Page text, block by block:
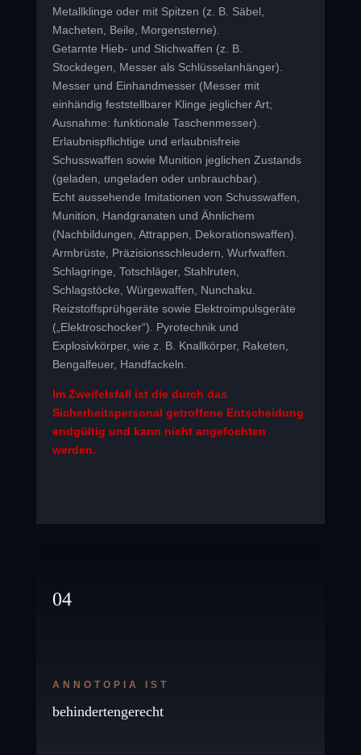
Metallklinge oder mit Spitzen (z. B. Säbel,
Macheten, Beile, Morgensterne).
Getarnte Hieb- und Stichwaffen (z. B.
Stockdegen, Messer als Schlüsselanhänger).
Messer und Einhandmesser (Messer mit
einhändig feststellbarer Klinge jeglicher Art;
Ausnahme: funktionale Taschenmesser).
Erlaubnispflichtige und erlaubnisfreie
Schusswaffen sowie Munition jeglichen Zustands
(geladen, ungeladen oder unbrauchbar).
Echt aussehende Imitationen von Schusswaffen,
Munition, Handgranaten und Ähnlichem
(Nachbildungen, Attrappen, Dekorationswaffen).
Armbrüste, Präzisionsschleudern, Wurfwaffen.
Schlagringe, Totschläger, Stahlruten,
Schlagstöcke, Würgewaffen, Nunchaku.
Reizstoffsprühgeräte sowie Elektroimpulsgeräte
(„Elektroschocker“). Pyrotechnik und
Explosivkörper, wie z. B. Knallkörper, Raketen,
Bengalfeuer, Handfackeln.
Im Zweifelsfall ist die durch das
Sicherheitspersonal getroffene Entscheidung
endgültig und kann nicht angefochten
werden.
04
ANNOTOPIA IST
behindertengerecht